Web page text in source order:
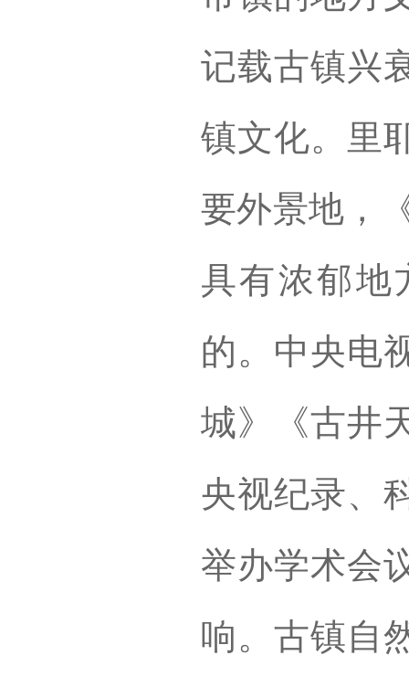
记载古镇兴
镇文化。里
要外景地，
具有浓郁地
的。中央电
城》《古井
央视纪录、
举办学术会
响。古镇自